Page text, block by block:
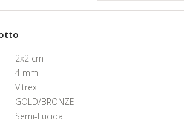
2x2 cm
4 mm
Vitrex
GOLD/BRONZE
Semi-Lucida